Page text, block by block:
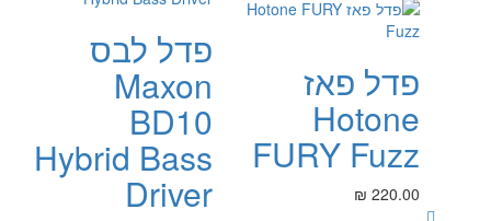
פדל לבס
Maxon
BD10
Hybrid Bass
Driver
פדל פאז
Hotone
FURY Fuzz
220.00 ₪